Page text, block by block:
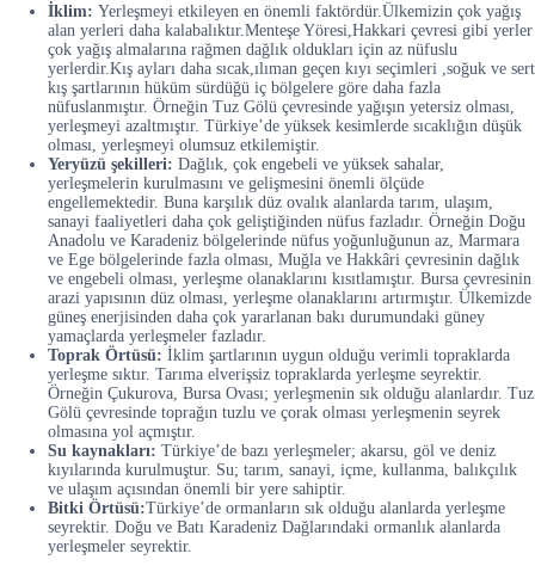
İklim: Yerleşmeyi etkileyen en önemli faktördür.Ülkemizin çok yağış
alan yerleri daha kalabalıktır.Menteşe Yöresi,Hakkari çevresi gibi yerler
çok yağış almalarına rağmen dağlık oldukları için az nüfuslu
yerlerdir.Kış ayları daha sıcak,ılıman geçen kıyı seçimleri ,soğuk ve sert
kış şartlarının hüküm sürdüğü iç bölgelere göre daha fazla
nüfuslanmıştır. Örneğin Tuz Gölü çevresinde yağışın yetersiz olması,
yerleşmeyi azaltmıştır. Türkiye’de yüksek kesimlerde sıcaklığın düşük
olması, yerleşmeyi olumsuz etkilemiştir.
Yeryüzü şekilleri: Dağlık, çok engebeli ve yüksek sahalar,
yerleşmelerin kurulmasını ve gelişmesini önemli ölçüde
engellemektedir. Buna karşılık düz ovalık alanlarda tarım, ulaşım,
sanayi faaliyetleri daha çok geliştiğinden nüfus fazladır. Örneğin Doğu
Anadolu ve Karadeniz bölgelerinde nüfus yoğunluğunun az, Marmara
ve Ege bölgelerinde fazla olması, Muğla ve Hakkâri çevresinin dağlık
ve engebeli olması, yerleşme olanaklarını kısıtlamıştır. Bursa çevresinin
arazi yapısının düz olması, yerleşme olanaklarını artırmıştır. Ülkemizde
güneş enerjisinden daha çok yararlanan bakı durumundaki güney
yamaçlarda yerleşmeler fazladır.
Toprak Örtüsü: İklim şartlarının uygun olduğu verimli topraklarda
yerleşme sıktır. Tarıma elverişsiz topraklarda yerleşme seyrektir.
Örneğin Çukurova, Bursa Ovası; yerleşmenin sık olduğu alanlardır. Tuz
Gölü çevresinde toprağın tuzlu ve çorak olması yerleşmenin seyrek
olmasına yol açmıştır.
Su kaynakları: Türkiye’de bazı yerleşmeler; akarsu, göl ve deniz
kıyılarında kurulmuştur. Su; tarım, sanayi, içme, kullanma, balıkçılık
ve ulaşım açısından önemli bir yere sahiptir.
Bitki Örtüsü:Türkiye’de ormanların sık olduğu alanlarda yerleşme
seyrektir. Doğu ve Batı Karadeniz Dağlarındaki ormanlık alanlarda
yerleşmeler seyrektir.